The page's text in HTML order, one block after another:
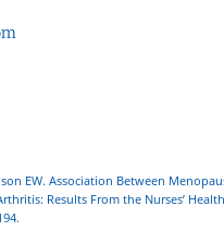
EW. Association Between
Results From the Nurses’